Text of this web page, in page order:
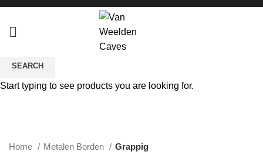
Home Metalen Borden Grappig
SEARCH
Start typing to see products you are looking for.